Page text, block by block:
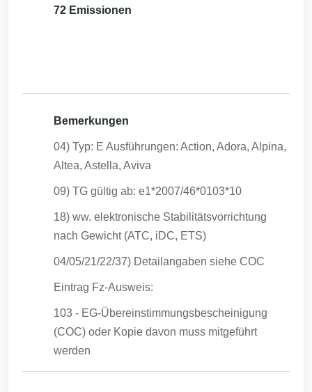
72 Emissionen
Bemerkungen
04) Typ: E Ausführungen: Action, Adora, Alpina,
Altea, Astella, Aviva
09) TG gültig ab: e1*2007/46*0103*10
18) ww. elektronische Stabilitätsvorrichtung
nach Gewicht (ATC, iDC, ETS)
04/05/21/22/37) Detailangaben siehe COC
Eintrag Fz-Ausweis:
103 - EG-Übereinstimmungsbescheinigung
(COC) oder Kopie davon muss mitgeführt
werden